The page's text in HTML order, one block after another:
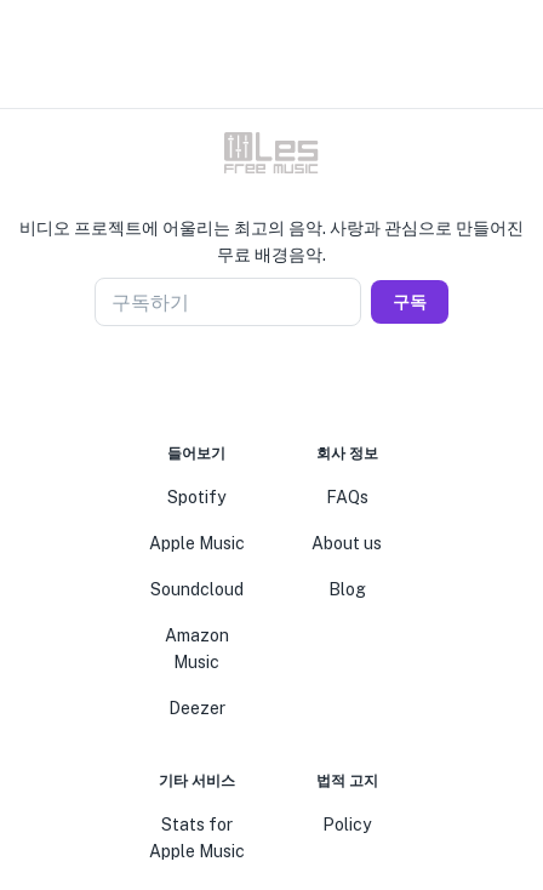
비디오 프로젝트에 어울리는 최고의 음악. 사랑과 관심으로 만들어진
무료 배경음악.
구독하기 구독
들어보기
Spotify
Apple Music
Soundcloud
Amazon
Music
Deezer
회사 정보
FAQs
About us
Blog
기타 서비스
Stats for
Apple Music
법적 고지
Policy